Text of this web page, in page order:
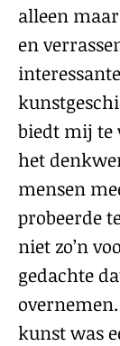
alleen
en
biedt mij te
het
mensen
probeerde
niet zo’n
gedachte
kunst was